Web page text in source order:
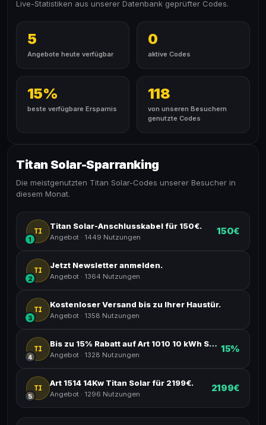
Live-Statistiken aus unserer Datenbank geprüfter Codes.
5
Angebote heute verfügbar
0
aktive Codes
15%
beste verfügbare Ersparnis
118
von unseren Besuchern
genutzte Codes
Titan Solar-Sparranking
Die meistgenutzten Titan Solar-Codes unserer Besucher in
diesem Monat.
TI
1
Titan Solar-Anschlusskabel für 150€.
Angebot · 1449 Nutzungen
150€
TI
2
Jetzt Newsletter anmelden.
Angebot · 1364 Nutzungen
TI
3
Kostenloser Versand bis zu Ihrer Haustür.
Angebot · 1358 Nutzungen
TI
4
Bis zu 15% Rabatt auf Art 1010 10 kWh Speicher Felicity.
Angebot · 1328 Nutzungen
15%
TI
5
Art 1514 14Kw Titan Solar für 2199€.
Angebot · 1296 Nutzungen
2199€